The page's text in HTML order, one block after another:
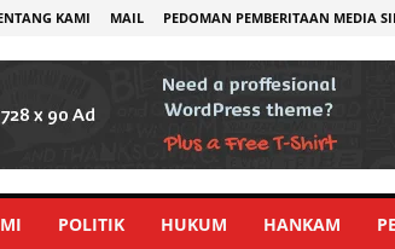
KAMI MAIL PEDOMAN PEMBERITAAN MEDIA
POLITIK HUKUM HANKAM